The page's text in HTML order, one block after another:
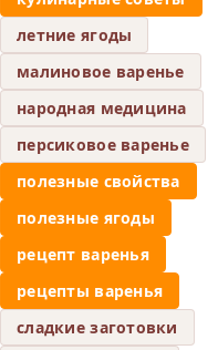
летние ягоды
малиновое варенье
народная медицина
персиковое варенье
полезные свойства
полезные ягоды
рецепт варенья
рецепты варенья
сладкие заготовки